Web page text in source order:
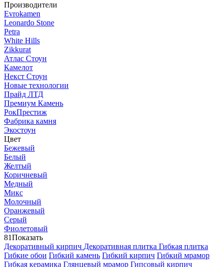
Производители
Evrokamen
Leonardo Stone
Petra
White Hills
Zikkurat
Атлас Стоун
Камелот
Некст Стоун
Новые технологии
Прайд ЛТД
Премиум Камень
РокПрестиж
Фабрика камня
Экостоун
Цвет
Бежевый
Белый
Желтый
Коричневый
Медный
Микс
Молочный
Оранжевый
Серый
Фиолетовый
81Показать
Декоративный кирпич Декоративная плитка Гибкая плитка
Гибкие обои Гибкий камень Гибкий кирпич Гибкий мрамор
Гибкая керамика Глянцевый мрамор Гипсовый кирпич